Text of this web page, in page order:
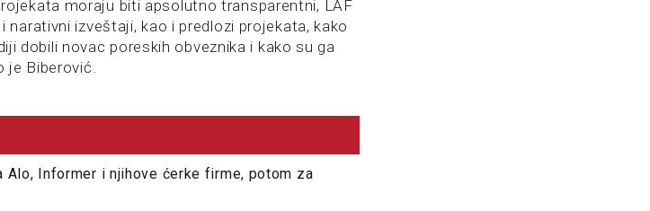
moraju biti apsolutno transparentni, LAF
izveštaji, kao i predlozi projekata, kako
dobili novac poreskih obveznika i kako su ga
je Biberović.
Alo, Informer i njihove ćerke firme, potom za